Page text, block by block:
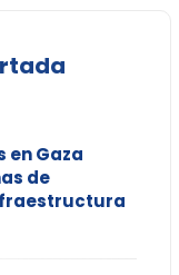
en Gaza
de